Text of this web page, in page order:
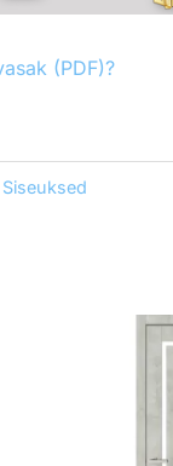
(PDF)?
Siseuksed